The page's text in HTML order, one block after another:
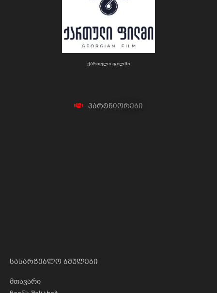
ქართული ფილმი
პარტნიორები
სასარგებლო ბმულები
მთავარი